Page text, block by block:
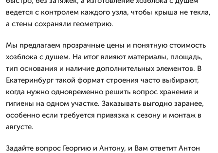
ведется с контролем каждого узла, чтобы крыша не текла,
а стены сохраняли геометрию.
Мы предлагаем прозрачные цены и понятную стоимость
хозблока с душем. На итог влияют материалы, площадь,
тип основания и наличие дополнительных элементов. В
Екатеринбург такой формат строения часто выбирают,
когда нужно одновременно решить вопрос хранения и
гигиены на одном участке. Заказывать выгодно заранее,
особенно если требуется привязка к сезону и монтаж в
августе.
Задайте вопрос Георгию и Антону, и Вам ответит Антон